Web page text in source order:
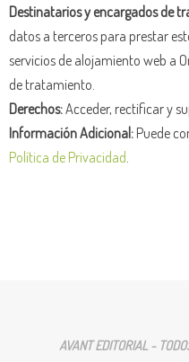
Destinatarios y encargados de
datos a terceros para prestar
servicios de alojamiento web a
de tratamiento.
Derechos:Acceder, rectificar y
Información Adicional:Puede
Política de Privacidad
AVANT EDITORIAL -